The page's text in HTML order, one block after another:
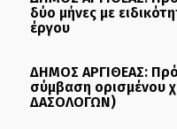
δύο μήνες με
έργου
ΔΗΜΟΣ ΑΡΓΙΘΕΑΣ:
σύμβαση ορισμένου
ΔΑΣΟΛΟΓΩΝ)